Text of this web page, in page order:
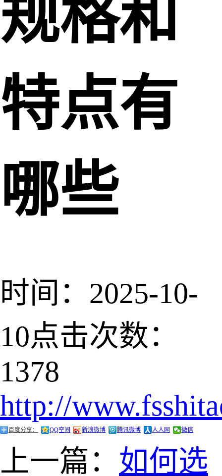
规格和
特点有
哪些
时间：2025-10-
10点击次数：
1378
http://
百度分享： QQ空间 新浪微博 腾讯微博 人人网 微信
上一篇： 如何选